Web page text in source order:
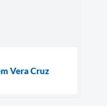
Vera Cruz